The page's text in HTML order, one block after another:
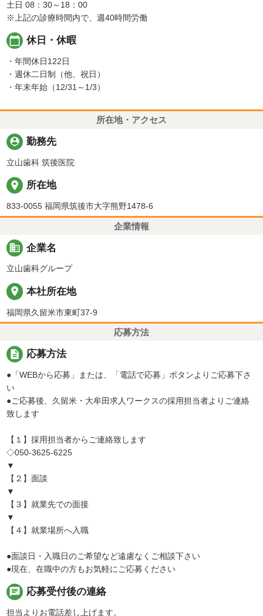
土日 08：30～18：00
※上記の診療時間内で、週40時間労働
calendar_today 休日・休暇
・年間休日122日
・週休二日制（他、祝日）
・年末年始（12/31～1/3）
所在地・アクセス
person_pin 勤務先
立山歯科 筑後医院
place 所在地
833-0055 福岡県筑後市大字熊野1478-6
企業情報
business 企業名
立山歯科グループ
place 本社所在地
福岡県久留米市東町37-9
応募方法
description 応募方法
●「WEBから応募」または、「電話で応募」ボタンよりご応募下さ
い
●ご応募後、久留米・大牟田求人ワークスの採用担当者よりご連絡
致します
【１】採用担当者からご連絡致します
◇050-3625-6225
▼
【２】面談
▼
【３】就業先での面接
▼
【４】就業場所へ入職
●面談日・入職日のご希望など遠慮なくご相談下さい
●現在、在職中の方もお気軽にご応募ください
chat 応募受付後の連絡
担当よりお電話差し上げます。